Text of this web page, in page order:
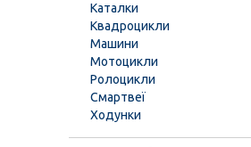
Каталки
Квадроцикли
Машини
Мотоцикли
Ролоцикли
Смартвеї
Ходунки